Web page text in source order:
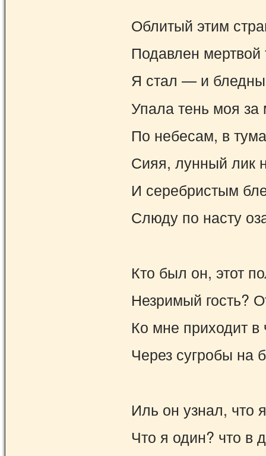
Облитый этим
Подавлен
Я стал — и
Упала тень моя за
По небесам, в
Сияя, лунный лик
И серебристым
Слюду по насту
Кто был он, этот
Незримый гость?
Ко мне приходит в
Через сугробы на
Иль он узнал, что
Что я один? что в